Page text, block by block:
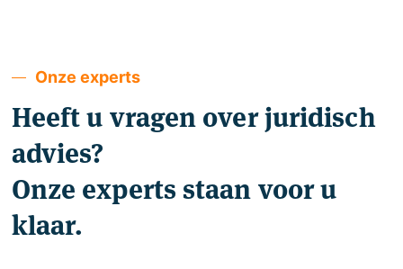
Onze experts
Heeft u vragen over juridisch
advies?
Onze experts staan voor u
klaar.